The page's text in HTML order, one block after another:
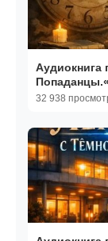
Аудиокнига
32 938